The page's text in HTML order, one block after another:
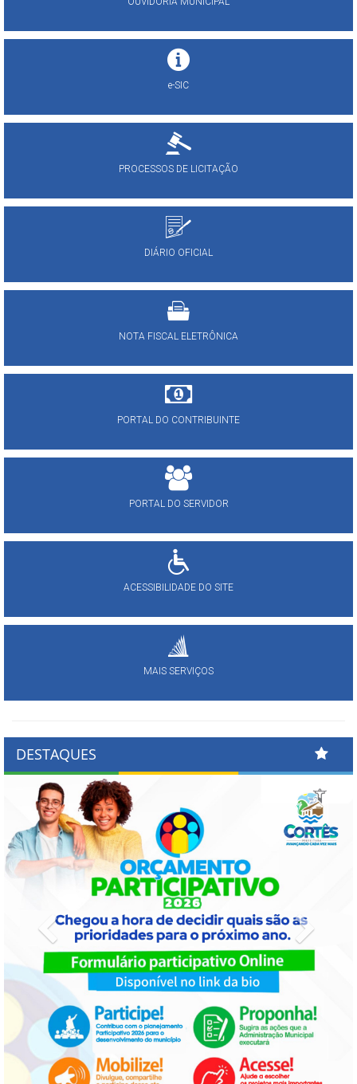
e-SIC
PROCESSOS DE LICITAÇÃO
DIÁRIO OFICIAL
NOTA FISCAL ELETRÔNICA
PORTAL DO CONTRIBUINTE
PORTAL DO SERVIDOR
ACESSIBILIDADE DO SITE
MAIS SERVIÇOS
DESTAQUES
Previous